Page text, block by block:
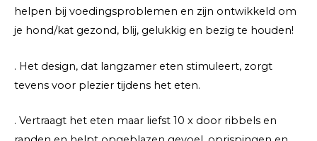
helpen bij voedingsproblemen en zijn ontwikkeld om
je hond/kat gezond, blij, gelukkig en bezig te houden!
. Het design, dat langzamer eten stimuleert, zorgt
tevens voor plezier tijdens het eten.
. Vertraagt het eten maar liefst 10 x door ribbels en